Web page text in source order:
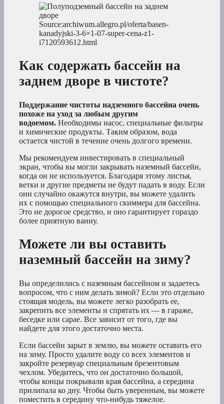
Source:archiwum.allegro.pl/oferta/basen-
kanadyjski-3-6×1-07-super-cena-z1-
i7120593612.html
Как содержать бассейн на
заднем дворе в чистоте?
Поддержание чистоты надземного бассейна очень
похоже на уход за любым другим
водоемом. Необходимы насос, специальные фильтры
и химические продукты. Таким образом, вода
остается чистой в течение очень долгого времени.
Мы рекомендуем инвестировать в специальный
экран, чтобы вы могли закрывать наземный бассейн,
когда он не используется. Благодаря этому листья,
ветки и другие предметы не будут падать в воду. Если
они случайно окажутся внутри, вы можете удалить
их с помощью специального скиммера для бассейна.
Это не дорогое средство, и оно гарантирует гораздо
более приятную ванну.
Можете ли вы оставить
наземный бассейн на зиму?
Вы определились с наземным бассейном и задаетесь
вопросом, что с ним делать зимой? Если это отдельно
стоящая модель, вы можете легко разобрать ее,
закрепить все элементы и спрятать их — в гараже,
беседке или сарае. Все зависит от того, где вы
найдете для этого достаточно места.
Если бассейн зарыт в землю, вы можете оставить его
на зиму. Просто удалите воду со всех элементов и
закройте резервуар специальным брезентовым
чехлом. Убедитесь, что он достаточно большой,
чтобы концы покрывали края бассейна, а середина
прилипала ко дну. Чтобы быть уверенным, вы можете
поместить в середину что-нибудь тяжелое.